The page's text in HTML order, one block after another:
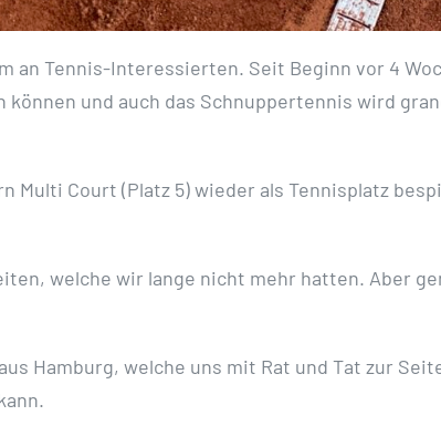
an Tennis-Interessierten. Seit Beginn vor 4
und auch das Schnuppertennis wird
Multi Court (Platz 5) wieder als Tennisplatz
welche wir lange nicht mehr hatten. Aber
aus Hamburg, welche uns mit Rat und Tat zur